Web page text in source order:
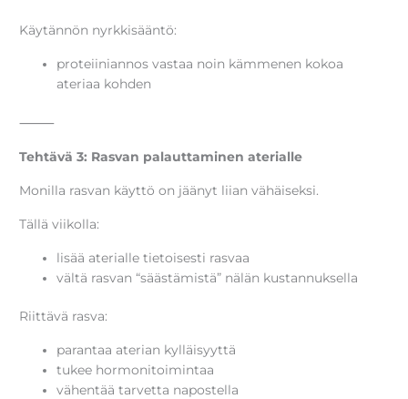
Käytännön nyrkkisääntö:
proteiiniannos vastaa noin kämmenen kokoa
ateriaa kohden
⸻
Tehtävä 3: Rasvan palauttaminen aterialle
Monilla rasvan käyttö on jäänyt liian vähäiseksi.
Tällä viikolla:
lisää aterialle tietoisesti rasvaa
vältä rasvan “säästämistä” nälän kustannuksella
Riittävä rasva:
parantaa aterian kylläisyyttä
tukee hormonitoimintaa
vähentää tarvetta napostella